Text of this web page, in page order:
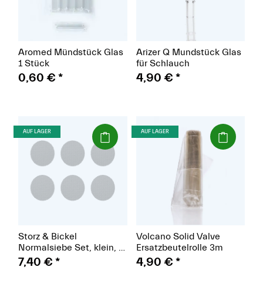
Aromed Mündstück Glas
1 Stück
0,60 € *
Arizer Q Mundstück Glas
für Schlauch
4,90 € *
AUF LAGER (Paket)
Storz & Bickel
Normalsiebe Set, klein, Ø
15 mm
7,40 € *
AUF LAGER (Paket)
Volcano Solid Valve
Ersatzbeutelrolle 3m
4,90 € *